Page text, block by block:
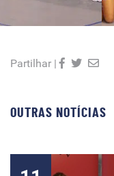
Partilhar |
OUTRAS NOTÍCIAS